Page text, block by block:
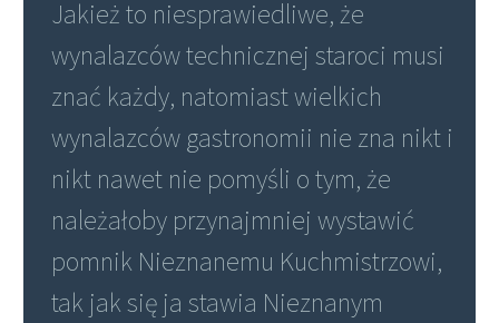
Jakież to niesprawiedliwe, że
wynalazców technicznej staroci musi
znać każdy, natomiast wielkich
wynalazców gastronomii nie zna nikt i
nikt nawet nie pomyśli o tym, że
należałoby przynajmniej wystawić
pomnik Nieznanemu Kuchmistrzowi,
tak jak się ja stawia Nieznanym